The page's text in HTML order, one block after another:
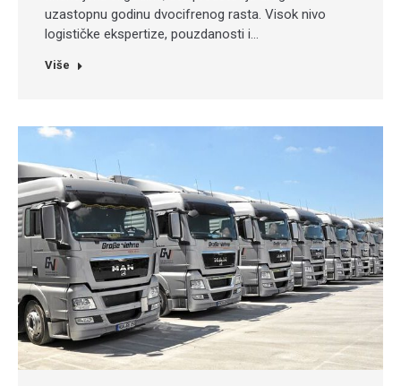
uzastopnu godinu dvocifrenog rasta. Visok nivo
logističke ekspertize, pouzdanosti i…
Više